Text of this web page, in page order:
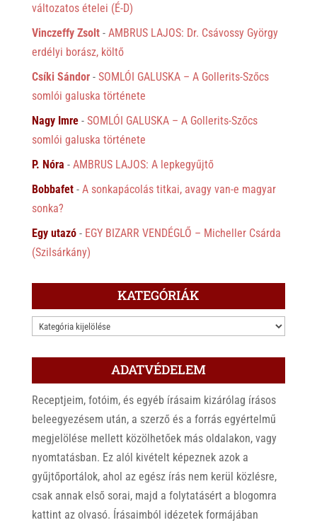
változatos ételei (É-D)
Vinczeffy Zsolt- AMBRUS LAJOS: Dr. Csávossy György
erdélyi borász, költő
Csíki Sándor- SOMLÓI GALUSKA – A Gollerits-Szőcs
somlói galuska története
Nagy Imre- SOMLÓI GALUSKA – A Gollerits-Szőcs
somlói galuska története
P. Nóra - AMBRUS LAJOS: A lepkegyűjtő
Bobbafet- A sonkapácolás titkai, avagy van-e magyar
sonka?
Egy utazó- EGY BIZARR VENDÉGLŐ – Micheller Csárda
(Szilsárkány)
KATEGÓRIÁK
KATEGÓRIÁK
ADATVÉDELEM
Receptjeim, fotóim, és egyéb írásaim kizárólag írásos
beleegyezésem után, a szerző és a forrás egyértelmű
megjelölése mellett közölhetőek más oldalakon, vagy
nyomtatásban. Ez alól kivételt képeznek azok a
gyűjtőportálok, ahol az egész írás nem kerül közlésre,
csak annak első sorai, majd a folytatásért a blogomra
kattint az olvasó. Írásaimból idézetek formájában